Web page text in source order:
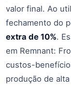
valor final. Ao
fechamento do
extra de 10%.
em Remnant:
custos-
produção de